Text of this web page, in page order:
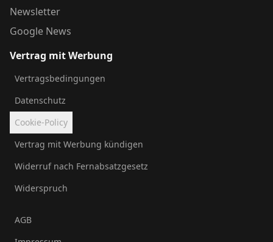
Newsletter
Google News
Vertrag mit Werbung
Vertragsbedingungen
Datenschutz
Cookie-Policy
Vertrag mit Werbung kündigen
Widerruf nach Fernabsatzgesetz
Widerspruch
AGB